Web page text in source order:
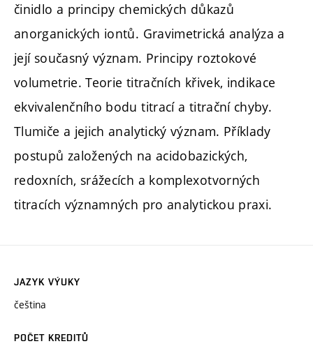
činidlo a principy chemických důkazů
anorganických iontů. Gravimetrická analýza a
její současný význam. Principy roztokové
volumetrie. Teorie titračních křivek, indikace
ekvivalenčního bodu titrací a titrační chyby.
Tlumiče a jejich analytický význam. Příklady
postupů založených na acidobazických,
redoxních, srážecích a komplexotvorných
titracích významných pro analytickou praxi.
JAZYK VÝUKY
čeština
POČET KREDITŮ